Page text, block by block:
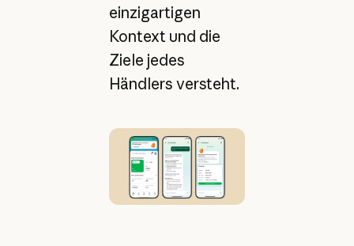
einzigartigen
Kontext und die
Ziele jedes
Händlers versteht.